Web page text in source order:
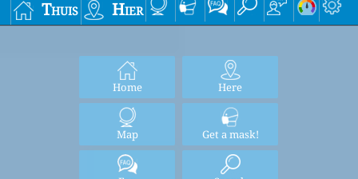
Thuis Hier
Home Here
Map Get a mask!